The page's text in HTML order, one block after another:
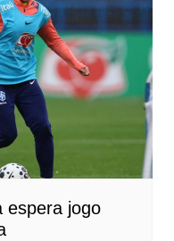
espera jogo